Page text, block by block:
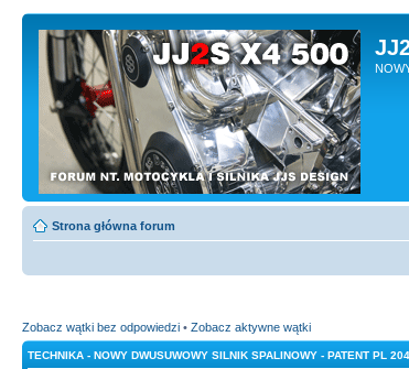
Strona główna forum
Zobacz wątki bez odpowiedzi • Zobacz aktywne wątki
TECHNIKA - NOWY DWUSUWOWY SILNIK SPALINOWY - PATENT PL